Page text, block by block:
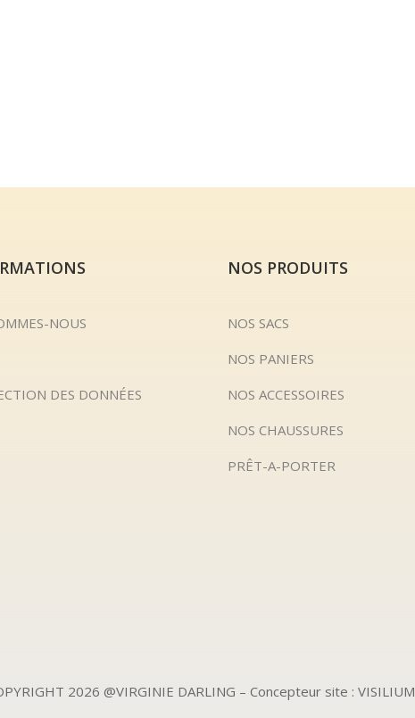
NOUS
DES DONNÉES
NOS PRODUITS
NOS SACS
NOS PANIERS
NOS ACCESSOIRES
NOS CHAUSSURES
PRÊT-A-PORTER
2026 @VIRGINIE DARLING – Concepteur site : VISILIUM